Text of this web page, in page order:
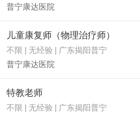
普宁康达医院
儿童康复师（物理治疗师）
不限 | 无经验 | 广东揭阳普宁
普宁康达医院
特教老师
不限 | 无经验 | 广东揭阳普宁